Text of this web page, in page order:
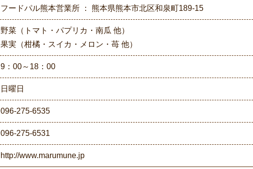
フードパル熊本営業所 ： 熊本県熊本市北区和泉町189-15
野菜（トマト・パプリカ・南瓜 他）
果実（柑橘・スイカ・メロン・苺 他）
9：00～18：00
日曜日
096-275-6535
096-275-6531
http://www.marumune.jp